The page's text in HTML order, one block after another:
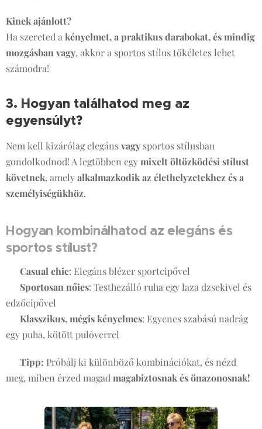
Kinek ajánlott?
Ha szereted a kényelmet, a praktikus darabokat, és mindig
mozgásban vagy, akkor a sportos stílus tökéletes lehet
számodra!
3. Hogyan találhatod meg az
egyensúlyt?
Nem kell kizárólag elegánsvagy sportos stílusban
gondolkodnod! A legtöbben egymixelt öltözködési stílust
követnek, amelyalkalmazkodik az élethelyzetekhez és a
személyiségükhöz.
Hogyan kombinálhatod az elegáns és
sportos stílust?
Casual chic: Elegáns blézer sportcipővel
Sportosan nőies: Testhezálló ruha egy laza dzsekivel és
edzőcipővel
Klasszikus, mégis kényelmes: Egyenes szabású nadrág
egy puha, kötött pulóverrel
Tipp: Próbálj ki különböző kombinációkat, és nézd
meg, miben érzed magad magabiztosnak és önazonosnak!